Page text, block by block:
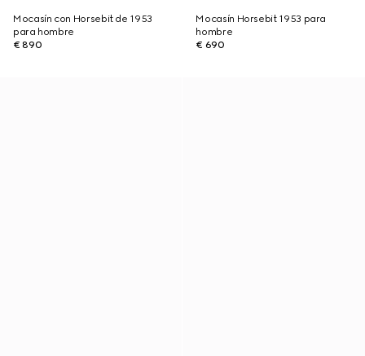
Mocasín con Horsebit de 1953
para hombre
€ 890
Mocasín Horsebit 1953 para
hombre
€ 690